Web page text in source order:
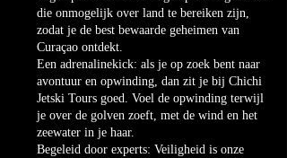
die onmogelijk over land te bereiken zijn,
zodat je de best bewaarde geheimen van
Curaçao ontdekt.
Een adrenalinekick: als je op zoek bent naar
avontuur en opwinding, dan zit je bij Chichi
Jetski Tours goed. Voel de opwinding terwijl
je over de golven zoeft, met de wind en het
zeewater in je haar.
Begeleid door experts: Veiligheid is onze